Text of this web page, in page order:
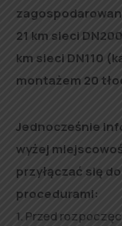
21 km sieci
km sieci DN110
montażem 20
Jednocześnie
wyżej
przyłączać się
procedurami:
1. Przed